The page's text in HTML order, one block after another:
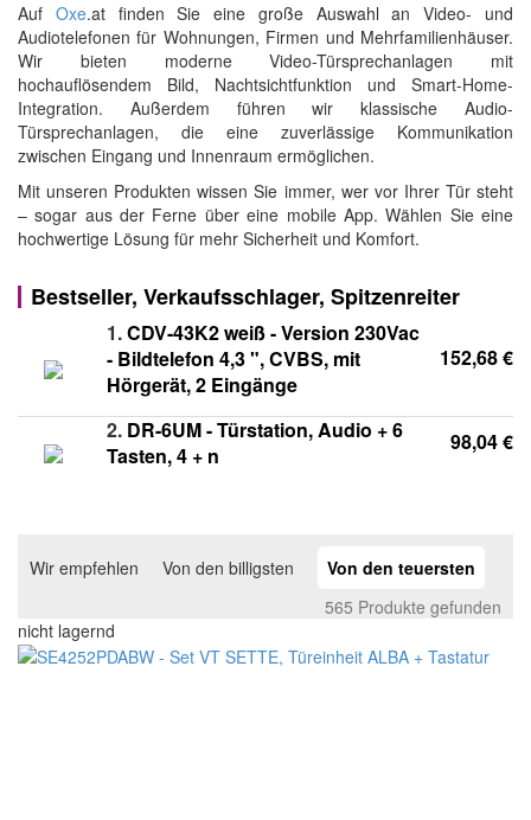
Auf Oxe.at finden Sie eine große Auswahl an Video- und
Audiotelefonen für Wohnungen, Firmen und Mehrfamilienhäuser.
Wir bieten moderne Video-Türsprechanlagen mit
hochauflösendem Bild, Nachtsichtfunktion und Smart-Home-
Integration. Außerdem führen wir klassische Audio-
Türsprechanlagen, die eine zuverlässige Kommunikation
zwischen Eingang und Innenraum ermöglichen.
Mit unseren Produkten wissen Sie immer, wer vor Ihrer Tür steht
– sogar aus der Ferne über eine mobile App. Wählen Sie eine
hochwertige Lösung für mehr Sicherheit und Komfort.
Bestseller, Verkaufsschlager, Spitzenreiter
1.CDV-43K2 weiß - Version 230Vac
- Bildtelefon 4,3 ", CVBS, mit
Hörgerät, 2 Eingänge
152,68 €
2. DR-6UM - Türstation, Audio + 6
Tasten, 4 + n
98,04 €
Wir empfehlen Von den billigsten
Von den teuersten
565 Produkte gefunden
nicht lagernd